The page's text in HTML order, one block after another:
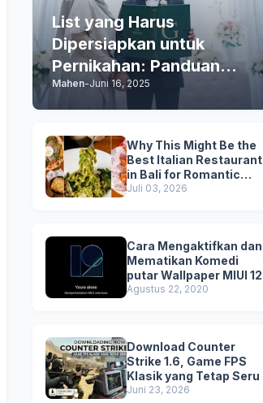
List yang Harus
Dipersiapkan untuk
Pernikahan: Panduan
Praktis Anda
Mahen-Juni 16, 2025
Why This Might Be the
Best Italian Restaurant
in Bali for Romantic
Dinner, Family Dinner,
Juli 03, 2026
Cara Mengaktifkan dan
Mematikan Komedi
putar Wallpaper MIUI 12
Agustus 22, 2020
Download Counter
Strike 1.6, Game FPS
Klasik yang Tetap Seru
Juni 23, 2026